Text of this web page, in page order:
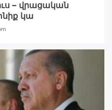
– վրացական
կա